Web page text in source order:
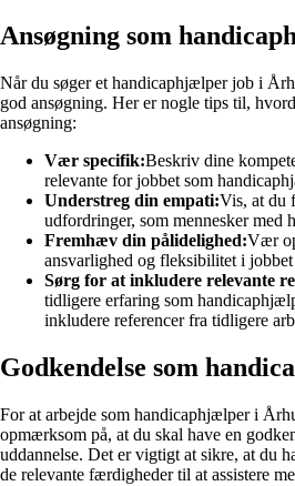
Ansøgning som
Når du søger et handicaphjælper job i
god ansøgning. Her er nogle tips til,
ansøgning:
Vær specifik:Beskriv dine
relevante for jobbet som
Understreg din empati:Vis, at du
udfordringer, som mennesker med
Fremhæv din pålidelighed:Vær
ansvarlighed og fleksibilitet i
Sørg for at inkludere relevante
tidligere erfaring som
inkludere referencer fra tidligere
Godkendelse som
For at arbejde som handicaphjælper i
opmærksom på, at du skal have en
uddannelse. Det er vigtigt at sikre, at du
de relevante færdigheder til at assistere